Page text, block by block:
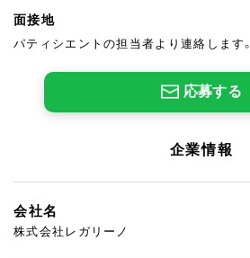
面接地
パティシエントの担当者より連絡します。
応募する
企業情報
会社名
株式会社レガリーノ